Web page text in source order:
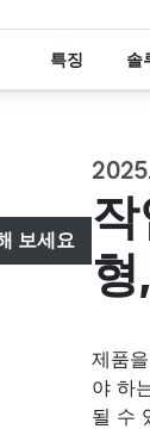
보세요
제품
야 하
될 수
특징 솔